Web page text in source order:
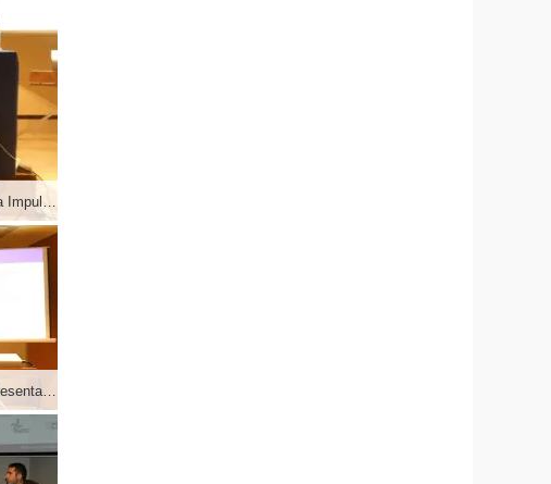
Ricardo Baeza de Yahoo en su presentación en la Inauguración de la I Semana Impulso TIC 2011 en el Auditorio Príncipe Felipe de Oviedo
Ricardo Baeza de Yahoo en su presentación en la Inauguración de la I Semana Impulso TIC 2011 en el Auditorio Príncipe Felipe de Oviedo